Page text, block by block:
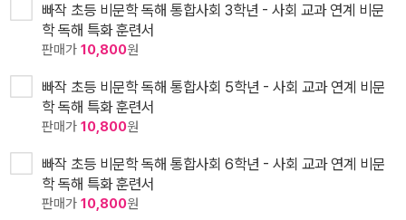
빠작 초등 비문학 독해 통합사회 3학년 - 사회 교과 연계 비문
학 독해 특화 훈련서
판매가 10,800원
빠작 초등 비문학 독해 통합사회 5학년 - 사회 교과 연계 비문
학 독해 특화 훈련서
판매가 10,800원
빠작 초등 비문학 독해 통합사회 6학년 - 사회 교과 연계 비문
학 독해 특화 훈련서
판매가 10,800원